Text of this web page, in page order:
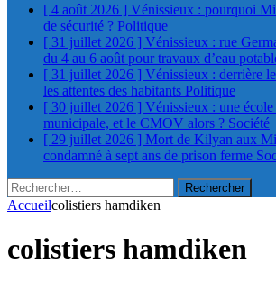
[ 4 août 2026 ] Vénissieux : pourquoi
de sécurité ? Politique
[ 31 juillet 2026 ] Vénissieux : rue
du 4 au 6 août pour travaux d’eau
[ 31 juillet 2026 ] Vénissieux : derrière
les attentes des habitants Politique
[ 30 juillet 2026 ] Vénissieux : une école
municipale, et le CMOV alors ? Société
[ 29 juillet 2026 ] Mort de Kilyan aux
condamné à sept ans de prison ferme
Rechercher :
Accueilcolistiers hamdiken
colistiers hamdiken